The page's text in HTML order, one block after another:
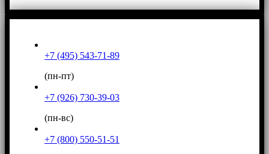
+7 (495) 543-71-89
(пн-пт)
+7 (926) 730-39-03
(пн-вс)
+7 (800) 550-51-51